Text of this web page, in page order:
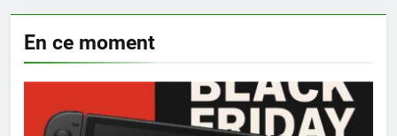
En ce moment